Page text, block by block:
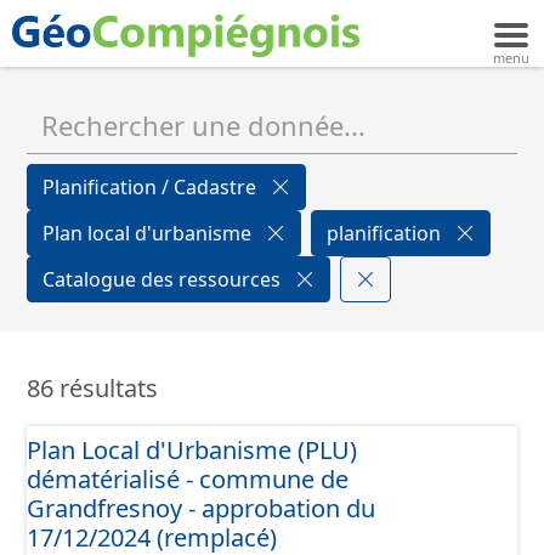
Planification / Cadastre
Plan local d'urbanisme
planification
Catalogue des ressources
86 résultats
Plan Local d'Urbanisme (PLU)
dématérialisé - commune de
Grandfresnoy - approbation du
17/12/2024 (remplacé)